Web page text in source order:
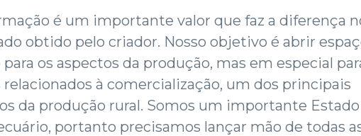
é um importante valor que faz a diferença
obtido pelo criador. Nosso objetivo é abrir
para os aspectos da produção, mas em especial
à comercialização, um dos principais
da produção rural. Somos um importante Estado
portanto precisamos lançar mão de todas